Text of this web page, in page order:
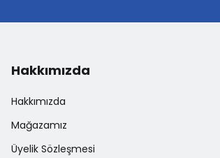
Hakkımızda
Hakkımızda
Mağazamız
Üyelik Sözleşmesi